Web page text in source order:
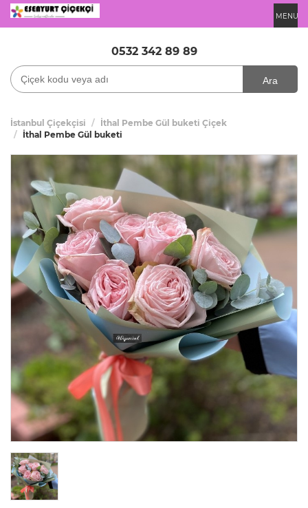
MENU
0532 342 89 89
Ara
İstanbul Çiçekçisi
İthal Pembe Gül buketi Çiçek
İthal Pembe Gül buketi